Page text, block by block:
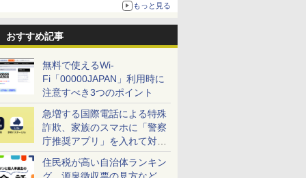
もっと見る
おすすめ記事
無料で使えるWi-
Fi「00000JAPAN」利用時に
注意すべき3つのポイント
急増する国際電話による特殊
詐欺、家族のスマホに「警察
庁推奨アプリ」を入れて対策
しよう！
住民税が高い自治体ランキン